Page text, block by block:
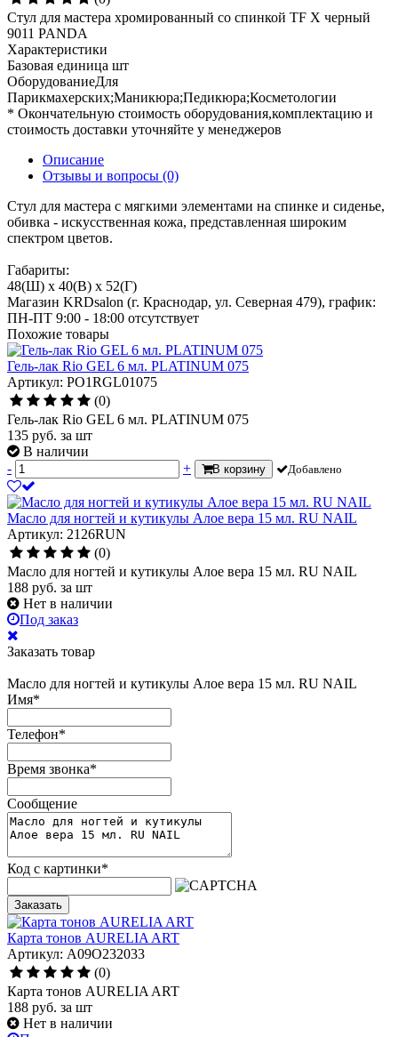
Стул для мастера хромированный со спинкой TF X черный
9011 PANDA
Характеристики
Базовая единица шт
ОборудованиеДля
Парикмахерских;Маникюра;Педикюра;Косметологии
* Окончательную стоимость оборудования,комплектацию и
стоимость доставки уточняйте у менеджеров
Описание
Отзывы и вопросы (0)
Стул для мастера с мягкими элементами на спинке и сиденье,
обивка - искусственная кожа, представленная широким
спектром цветов.
Габариты:
48(Ш) x 40(В) x 52(Г)
Магазин KRDsalon (г. Краснодар, ул. Северная 479), график:
ПН-ПТ 9:00 - 18:00 отсутствует
Похожие товары
Гель-лак Rio GEL 6 мл. PLATINUM 075
Артикул: PO1RGL01075
(0)
Гель-лак Rio GEL 6 мл. PLATINUM 075
135 руб. за шт
В наличии
-
+ В корзину Добавлено
Масло для ногтей и кутикулы Алое вера 15 мл. RU NAIL
Артикул: 2126RUN
(0)
Масло для ногтей и кутикулы Алое вера 15 мл. RU NAIL
188 руб. за шт
Нет в наличии
Под заказ
Заказать товар
Масло для ногтей и кутикулы Алое вера 15 мл. RU NAIL
Имя*
Телефон*
Время звонка*
Сообщение
Код с картинки*
Заказать
Карта тонов AURELIA ART
Артикул: A09O232033
(0)
Карта тонов AURELIA ART
188 руб. за шт
Нет в наличии